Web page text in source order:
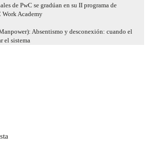
de PwC se gradúan en su II programa de
Work Academy
Absentismo y desconexión: cuando el
el sistema